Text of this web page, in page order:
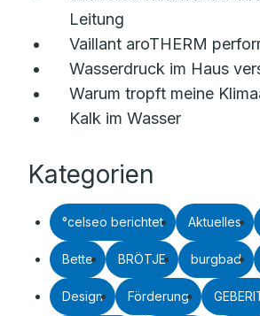
Leitung
Vaillant aroTHERM
Wasserdruck im Haus
Warum tropft meine
Kalk im Wasser
Kategorien
°celseo berichtet Aktuelles
Bette BRÖTJE burgbad
Design Förderung